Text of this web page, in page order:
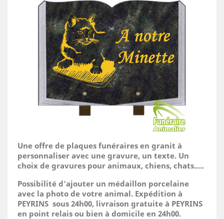
Une offre de plaques funéraires en granit à
personnaliser avec une gravure, un texte. Un
choix de gravures pour animaux, chiens, chats.....
Possibilité d'ajouter un médaillon porcelaine
avec la photo de votre animal. Expédition à
PEYRINS sous 24h00, livraison gratuite à PEYRINS
en point relais ou bien à domicile en 24h00.